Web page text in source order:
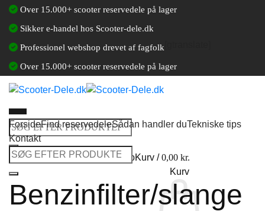
Fortsæt
indhold
Over 15.000+ scooter reservedele på lager
Sikker e-handel hos Scooter-dele.dk
Professionel webshop drevet af fagfolk
Over 15.000+ scooter reservedele på lager
Søg
efter:
Log ind / Opret en kundekontoKurv /0,00 kr.
Kurv
ForsideFind reservedeleSådan handler duTekniske tips
Kontakt
Søg
efter:
Benzinfilter/slange